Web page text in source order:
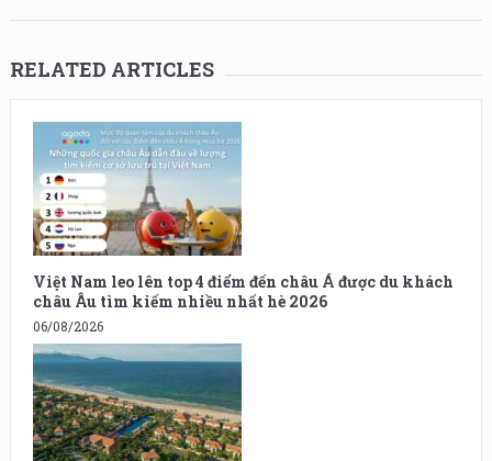
RELATED ARTICLES
Việt Nam leo lên top 4 điểm đến châu Á được du khách
châu Âu tìm kiếm nhiều nhất hè 2026
06/08/2026